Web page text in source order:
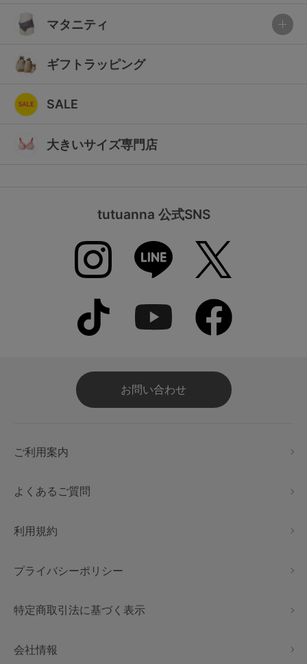
マタニティ
ギフトラッピング
SALE
大きいサイズ専門店
tutuanna 公式SNS
お問い合わせ
ご利用案内
よくあるご質問
利用規約
プライバシーポリシー
特定商取引法に基づく表示
会社情報